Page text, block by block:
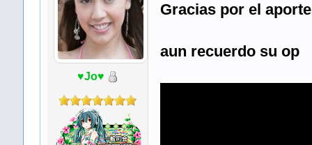
♥Jo♥
Gracias por el
aun recuerdo su op